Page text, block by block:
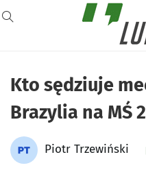
Kto sędziuje
Brazylia na MŚ
Piotr Trzewiński